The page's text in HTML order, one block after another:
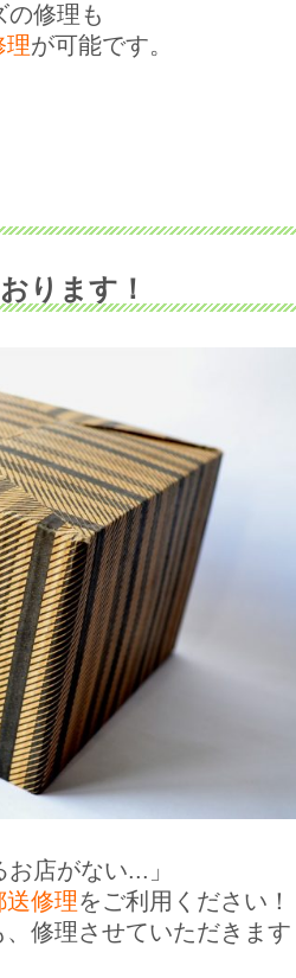
の修理も
理が可能です。
ります！
店がない...」
送修理をご利用ください！
修理させていただきます